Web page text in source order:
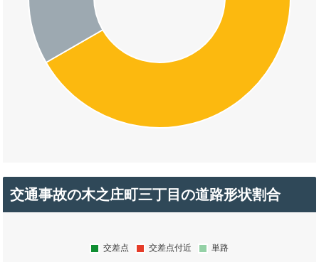
交通事故の木之庄町三丁目の道路形状割合